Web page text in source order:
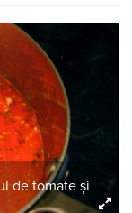
de tomate și